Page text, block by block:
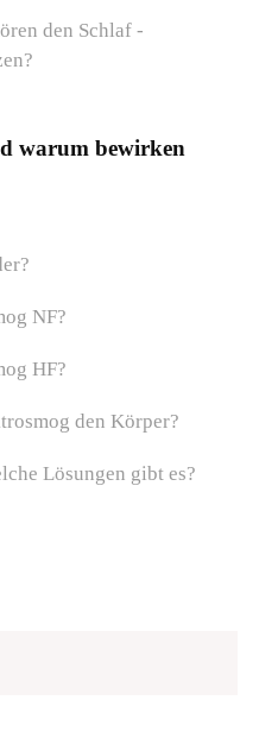
den Schlaf -
warum bewirken
NF?
HF?
den Körper?
Lösungen gibt es?